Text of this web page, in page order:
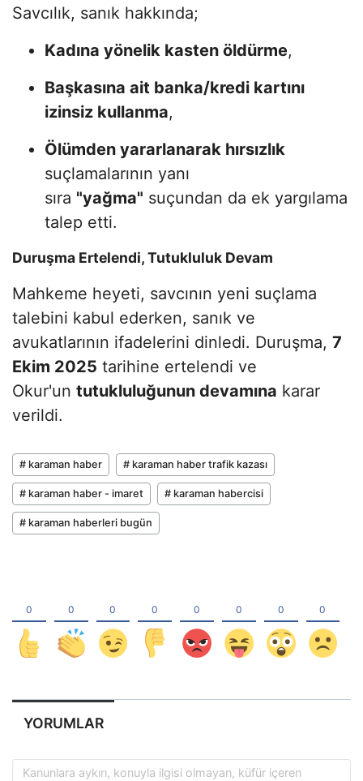
Savcılık, sanık hakkında;
Kadına yönelik kasten öldürme,
Başkasına ait banka/kredi kartını
izinsiz kullanma,
Ölümden yararlanarak hırsızlık
suçlamalarının yanı
sıra "yağma" suçundan da ek yargılama
talep etti.
Duruşma Ertelendi, Tutukluluk Devam
Mahkeme heyeti, savcının yeni suçlama
talebini kabul ederken, sanık ve
avukatlarının ifadelerini dinledi. Duruşma, 7
Ekim 2025 tarihine ertelendi ve
Okur'un tutukluluğunun devamına karar
verildi.
# karaman haber # karaman haber trafik kazası
# karaman haber - imaret # karaman habercisi
# karaman haberleri bugün
YORUMLAR